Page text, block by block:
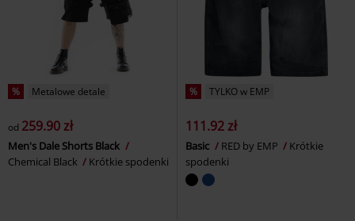
% Metalowe detale
od 259.90 zł
Men's Dale Shorts Black
Chemical Black
Krótkie spodenki
% TYLKO w EMP
111.92 zł
Basic RED by EMP
Krótkie
spodenki